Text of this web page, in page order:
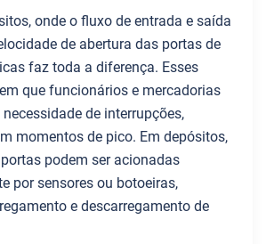
onde o fluxo de entrada e saída
de abertura das portas de
faz toda a diferença. Esses
que funcionários e mercadorias
de interrupções,
momentos de pico. Em depósitos,
podem ser acionadas
por sensores ou botoeiras,
e descarregamento de